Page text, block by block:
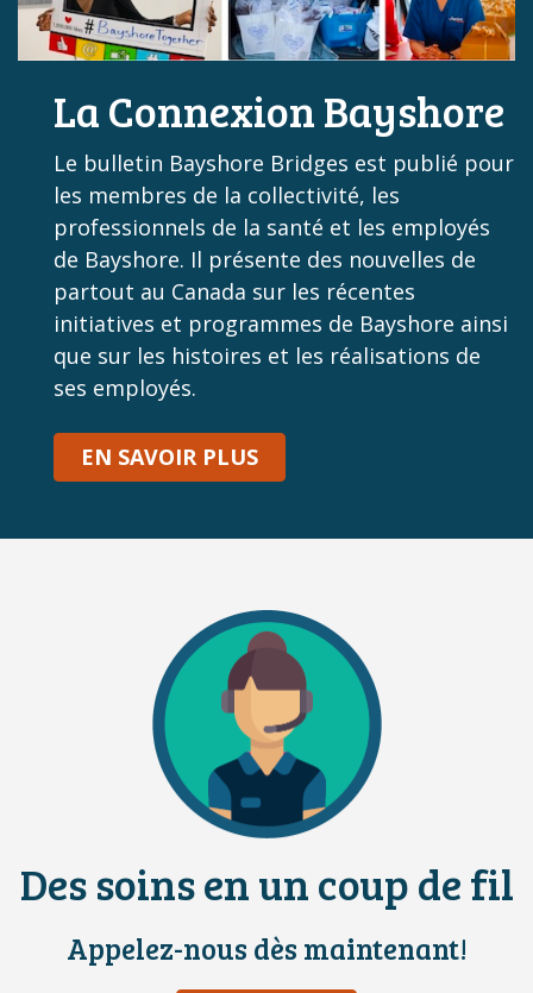
La Connexion Bayshore
Le bulletin Bayshore Bridges est publié pour
les membres de la collectivité, les
professionnels de la santé et les employés
de Bayshore. Il présente des nouvelles de
partout au Canada sur les récentes
initiatives et programmes de Bayshore ainsi
que sur les histoires et les réalisations de
ses employés.
EN SAVOIR PLUS
Des soins en un coup de fil
Appelez-nous dès maintenant!